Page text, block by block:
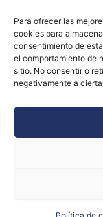
Para ofrecer las
cookies para
consentimiento de
el comportamiento de
sitio. No consentir o
negativamente a